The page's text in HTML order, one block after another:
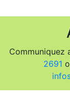
Communiquez
2691